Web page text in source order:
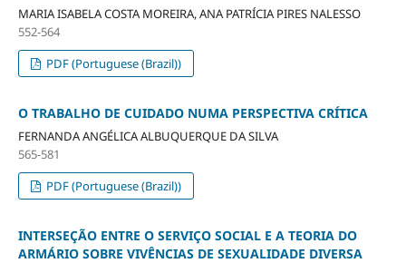
MARIA ISABELA COSTA MOREIRA, ANA PATRÍCIA PIRES NALESSO
552-564
PDF (Portuguese (Brazil))
O TRABALHO DE CUIDADO NUMA PERSPECTIVA CRÍTICA
FERNANDA ANGÉLICA ALBUQUERQUE DA SILVA
565-581
PDF (Portuguese (Brazil))
INTERSEÇÃO ENTRE O SERVIÇO SOCIAL E A TEORIA DO
ARMÁRIO SOBRE VIVÊNCIAS DE SEXUALIDADE DIVERSA